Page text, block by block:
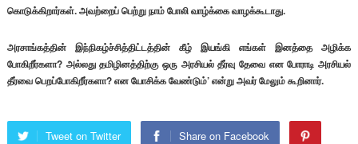
கொடுக்கிறார்கள். அவற்றைப் பெற்று நாம் போலி வாழ்க்கை வாழக்கூடாது.
அரசாங்கத்தின் இந்நிகழ்ச்சித்திட்டத்தின் கீழ் இயங்கி எங்கள் இனத்தை அழிக்க
போகிறீர்களா? அல்லது தமிழினத்திற்கு ஒரு அரசியல் தீர்வு தேவை என போராடி அரசியல்
தீர்வை பெறப்போகிறீர்களா? என யோசிக்க வேண்டும்’ என்று அவர் மேலும் கூறினார்.
Tweet on Twitter Share on Facebook